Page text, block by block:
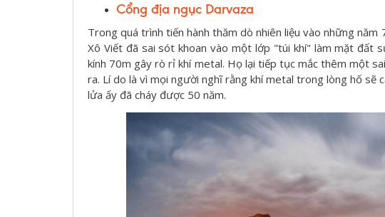
Cổng địa ngục Darvaza
Trong quá trình tiến hành thăm dò nhiên liệu vào những năm
Xô Viết đã sai sót khoan vào một lớp "túi khí" làm mặt đất
kính 70m gây rò rỉ khí metal. Họ lại tiếp tục mắc thêm một
ra. Lí do là vì mọi người nghĩ rằng khí metal trong lòng hố sẽ
lửa ấy đã cháy được 50 năm.